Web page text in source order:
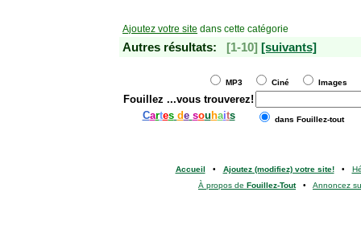
Ajoutez votre site dans cette catégorie
Autres résultats: [1-10] [suivants]
MP3 Ciné Images
Fouillez ...vous trouverez!
Cartes de sou haits dans Fouillez-tout
Accueil • Ajoutez (modifiez) votre site!•
À propos de Fouillez-Tout• Annoncez